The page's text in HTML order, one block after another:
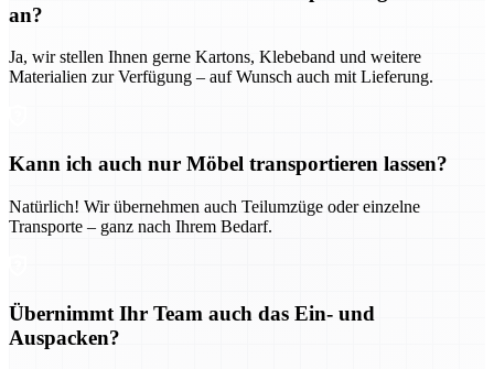
an?
Ja, wir stellen Ihnen gerne Kartons, Klebeband und weitere
Materialien zur Verfügung – auf Wunsch auch mit Lieferung.
Kann ich auch nur Möbel transportieren lassen?
Natürlich! Wir übernehmen auch Teilumzüge oder einzelne
Transporte – ganz nach Ihrem Bedarf.
Übernimmt Ihr Team auch das Ein- und
Auspacken?